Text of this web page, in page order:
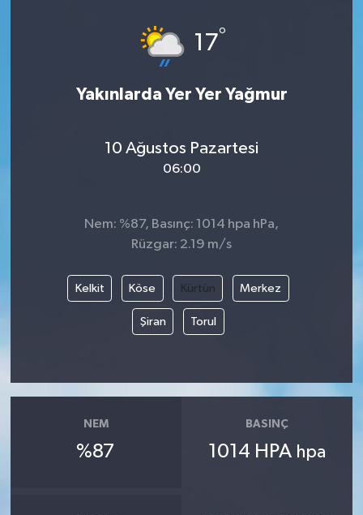
17°
Yakınlarda Yer Yer Yağmur
10 Ağustos Pazartesi
06:00
Nem: %87, Basınç: 1014 hpa hPa,
Rüzgar: 2.19 m/s
Kelkit Köse Kürtün Merkez
Şiran Torul
NEM
%87
BASINÇ
1014 HPA hpa
Özel Haber
Siyaset
Yaşam